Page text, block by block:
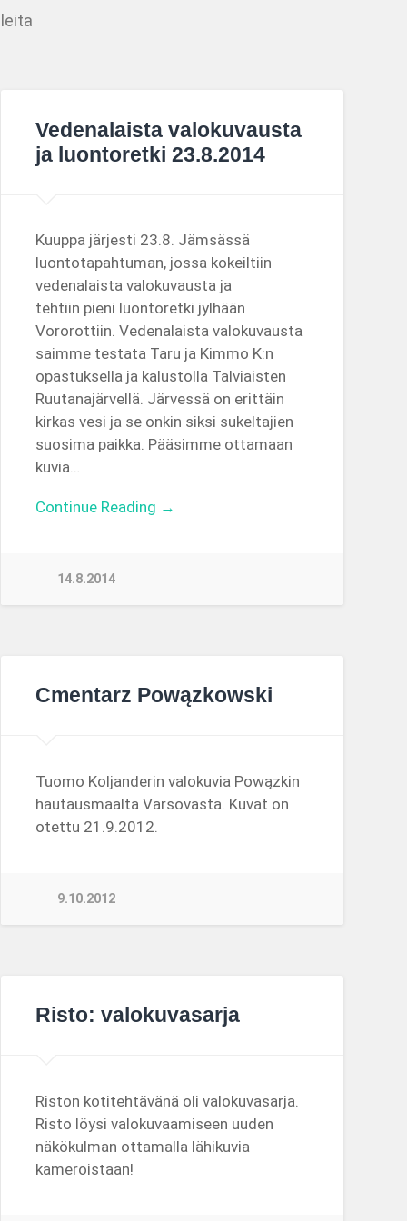
Vedenalaista valokuvausta
ja luontoretki 23.8.2014
Kuuppa järjesti 23.8. Jämsässä
luontotapahtuman, jossa kokeiltiin
vedenalaista valokuvausta ja
tehtiin pieni luontoretki jylhään
Vororottiin. Vedenalaista valokuvausta
saimme testata Taru ja Kimmo K:n
opastuksella ja kalustolla Talviaisten
Ruutanajärvellä. Järvessä on erittäin
kirkas vesi ja se onkin siksi sukeltajien
suosima paikka. Pääsimme ottamaan
kuvia…
Continue Reading →
14.8.2014
Cmentarz Powązkowski
Tuomo Koljanderin valokuvia Powązkin
hautausmaalta Varsovasta. Kuvat on
otettu 21.9.2012.
9.10.2012
Risto: valokuvasarja
Riston kotitehtävänä oli valokuvasarja.
Risto löysi valokuvaamiseen uuden
näkökulman ottamalla lähikuvia
kameroistaan!